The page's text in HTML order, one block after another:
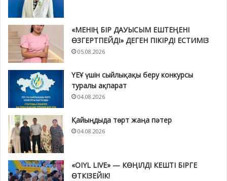
«МЕНІҢ БІР ДАУЫСЫМ ЕШТЕҢЕНІ
ӨЗГЕРТПЕЙДІ» ДЕГЕН ПІКІРДІ ЕСТИМІЗ
05.08.2026
ҮЕҰ үшін сыйлықақы беру конкурсы
туралы ақпарат
04.08.2026
Қайыңдыда төрт жаңа пәтер
04.08.2026
«OIYL LIVE» — КӨҢІЛДІ КЕШТІ БІРГЕ
ӨТКІЗЕЙІК!